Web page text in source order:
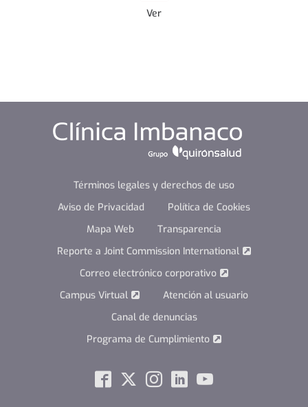
Ver
Términos legales y derechos de uso
Aviso de Privacidad
Política de Cookies
Mapa Web
Transparencia
Reporte a Joint Commission International
Correo electrónico corporativo
Campus Virtual
Atención al usuario
Canal de denuncias
Programa de Cumplimiento